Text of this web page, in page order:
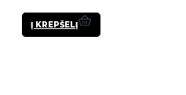
Į KREPŠELĮ